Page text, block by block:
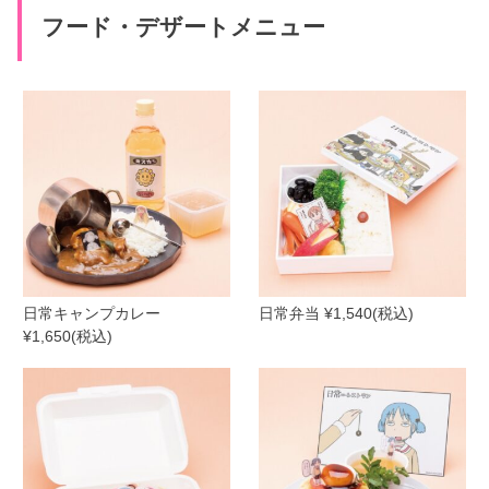
フード・デザートメニュー
日常キャンプカレー
¥1,650(税込)
日常弁当 ¥1,540(税込)